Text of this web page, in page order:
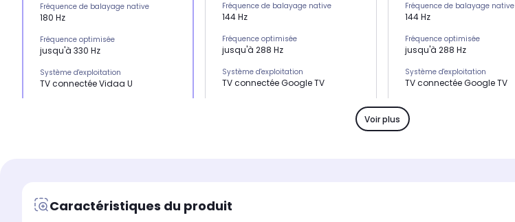
Fréquence de balayage native
180 Hz
Fréquence optimisée
jusqu'à 330 Hz
Système d'exploitation
TV connectée Vidaa U
Position du pied
Pied central
Fréquence de balayage native
144 Hz
Fréquence optimisée
jusqu'à 288 Hz
Système d'exploitation
TV connectée Google TV
Position du pied
Fréquence de balayage native
144 Hz
Fréquence optimisée
jusqu'à 288 Hz
Système d'exploitation
TV connectée Google TV
x4
Voir plus
Caractéristiques du produit